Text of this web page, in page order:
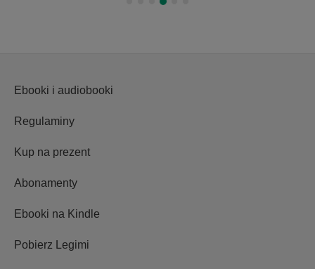
Ebooki i audiobooki
Regulaminy
Kup na prezent
Abonamenty
Ebooki na Kindle
Pobierz Legimi